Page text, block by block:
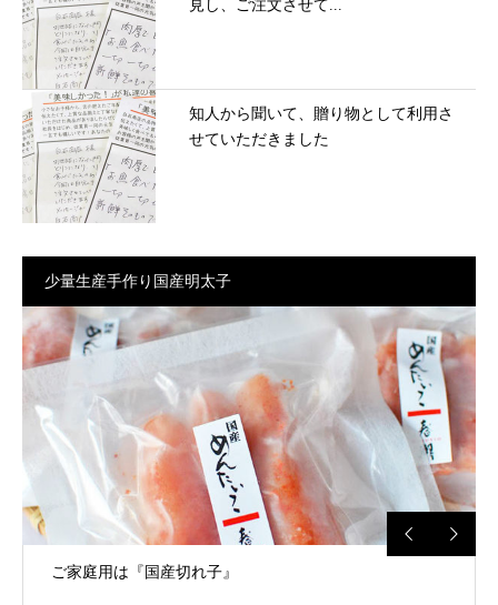
見し、ご注文させて...
知人から聞いて、贈り物として利用さ
せていただきました
少量生産手作り国産明太子
ご家庭用は『国産切れ子』